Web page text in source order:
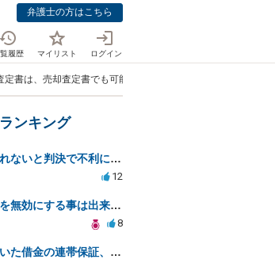
弁護士の方はこちら
履歴 マイリスト ログイン
書は、売却査定書でも可能か？」
ンキング
和解案を受け容れないと判決で不利になると聞いていますが実際は如何なものでしょうか？
12
公正証書遺言書を無効にする事は出来ないか、ご相談したいです。
8
父の死亡後に届いた借金の連帯保証、どう対処すべきか